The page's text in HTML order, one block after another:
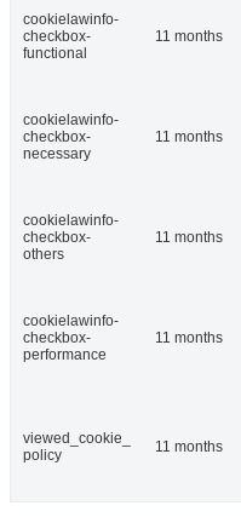
cookielawinfo-
checkbox-
functional
11 months
cookielawinfo-
checkbox-
necessary
11 months
cookielawinfo-
checkbox-
others
11 months
cookielawinfo-
checkbox-
performance
11 months
viewed_cookie_
policy
11 months